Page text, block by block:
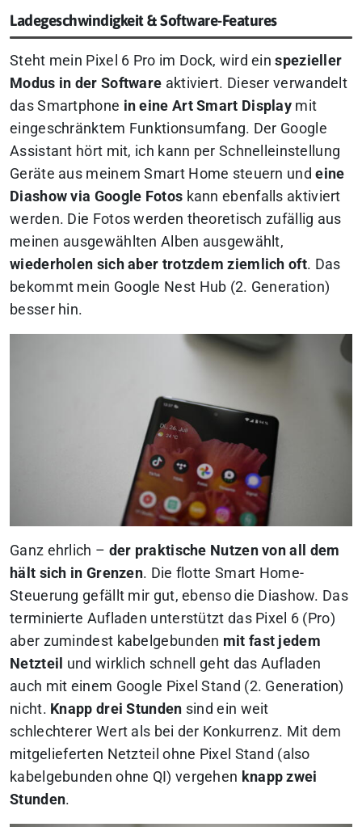
Ladegeschwindigkeit & Software-Features
Steht mein Pixel 6 Pro im Dock, wird einspezieller
Modus in der Software aktiviert. Dieser verwandelt
das Smartphone in eine Art Smart Display mit
eingeschränktem Funktionsumfang. Der Google
Assistant hört mit, ich kann per Schnelleinstellung
Geräte aus meinem Smart Home steuern undeine
Diashow via Google Fotos kann ebenfalls aktiviert
werden. Die Fotos werden theoretisch zufällig aus
meinen ausgewählten Alben ausgewählt,
wiederholen sich aber trotzdem ziemlich oft. Das
bekommt mein Google Nest Hub (2. Generation)
besser hin.
Ganz ehrlich – der praktische Nutzen von all dem
hält sich in Grenzen. Die flotte Smart Home-
Steuerung gefällt mir gut, ebenso die Diashow. Das
terminierte Aufladen unterstützt das Pixel 6 (Pro)
aber zumindest kabelgebunden mit fast jedem
Netzteil und wirklich schnell geht das Aufladen
auch mit einem Google Pixel Stand (2. Generation)
nicht. Knapp drei Stunden sind ein weit
schlechterer Wert als bei der Konkurrenz. Mit dem
mitgelieferten Netzteil ohne Pixel Stand (also
kabelgebunden ohne QI) vergehen knapp zwei
Stunden.